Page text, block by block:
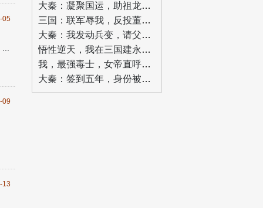
05
09
13
大秦：凝聚国运，助祖龙长生！
三国：联军辱我，反投董卓娶董白
大秦：我发动兵变，请父皇退位！
悟性逆天，我在三国建永恒运朝
我，最强毒士，女帝直呼活阎王
大秦：签到五年，身份被祖龙曝光